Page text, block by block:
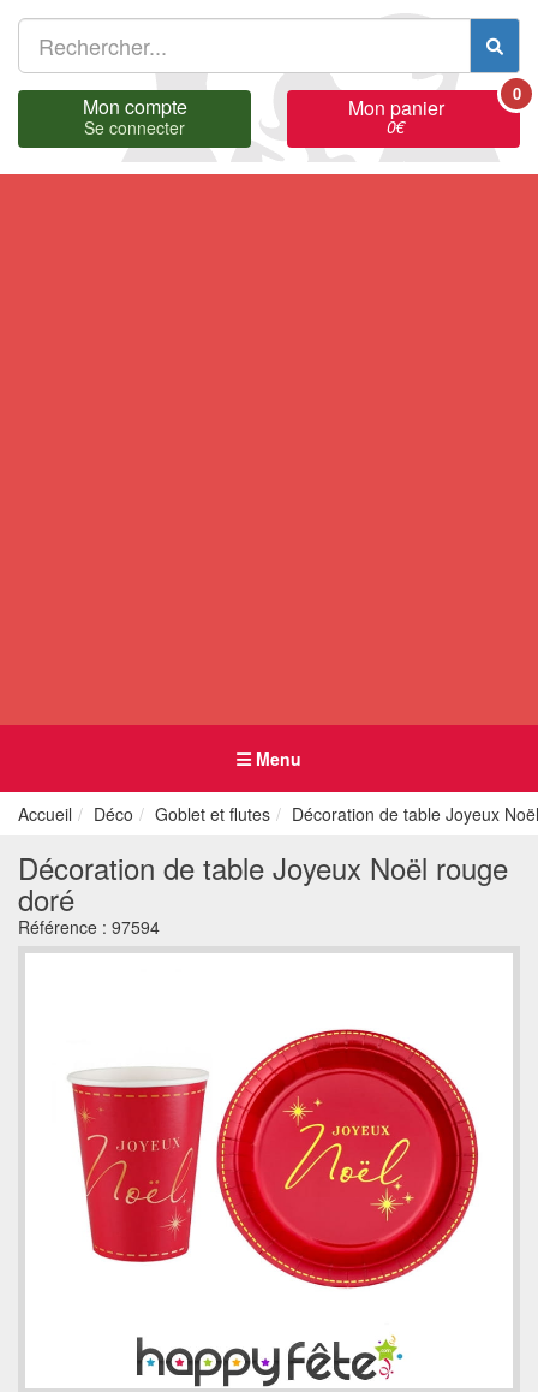
Mon compte
Se connecter
Mon panier
0€
0
Menu
Accueil Déco Goblet et flutes Décoration de table Joyeux
Décoration de table Joyeux Noël rouge
doré
Référence : 97594